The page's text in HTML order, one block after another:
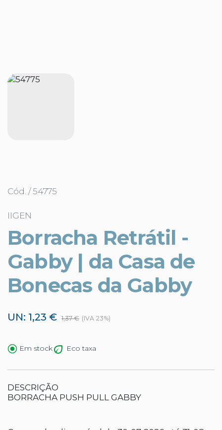
Cód. / 54775
IIGEN
Borracha Retrátil -
Gabby | da Casa de
Bonecas da Gabby
UN: 1,23 € 1,37 € (IVA 23%)
Em stock Eco taxa
DESCRIÇÃO
BORRACHA PUSH PULL GABBY